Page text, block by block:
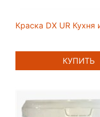
Краска DX UR Кухня
КУПИТЬ